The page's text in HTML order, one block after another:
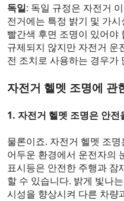
독일: 독일 규정은 자전거
전거에는 특정 밝기 및 가
빨간색 후면 조명이 있어야
규제되지 않지만 자전거 운
전 조치로 사용하는 경우가
자전거 헬멧 조명에 관
1. 자전거 헬멧 조명은 안
물론이죠. 자전거 헬멧 조
어두운 환경에서 운전자의
표시등은 안전한 주행과 잠
할 수 있습니다. 밝게 빛나
시성을 향상시켜 다른 차량